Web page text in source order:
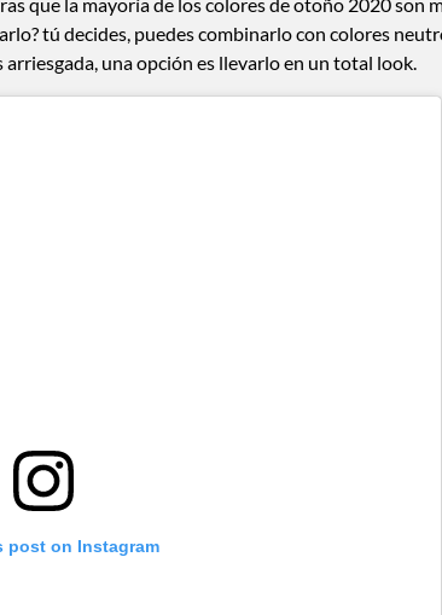
tú decides, puedes combinarlo con colores
arriesgada, una opción es llevarlo en un total look.
post on Instagram